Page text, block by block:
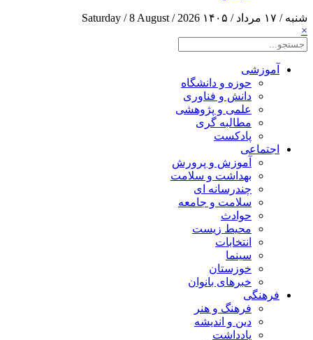
شنبه / ۱۷ مرداد / ۱۴۰۵
Saturday / 8 August / 2026
×
آموزشی
حوزه و دانشگاه
دانش و فناوری
علمی و پژوهشی
مطالبه گری
پادکست
اجتماعی
آموزش و پرورش
بهداشت و سلامت
چندرسانه ای
سلامت و جامعه
حوادث
محیط زیست
انتخابات
سینما
خوزستان
خبرهای بانوان
فرهنگی
فرهنگ و هنر
دین و اندیشه
یادداشت